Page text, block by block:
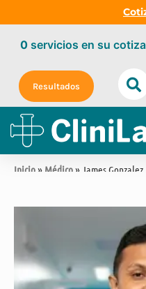
Cotiza
0servicios en su
Resultados
Inicio» Médico» James Gonzalez